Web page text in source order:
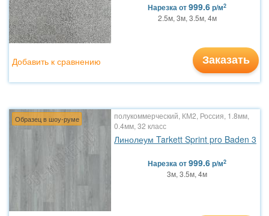
Нарезкаот999.6р/м2
2.5м, 3м, 3.5м, 4м
Заказать
Добавить к сравнению
Образец в шоу-руме
полукоммерческий, КМ2, Россия, 1.8мм,
0.4мм, 32 класс
Линолеум Tarkett Sprint pro Baden 3
Нарезкаот999.6р/м2
3м, 3.5м, 4м